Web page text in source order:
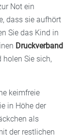
Not ein
dass sie aufhört
Sie das Kind in
Druckverband
holen Sie sich,
keimfreie
in Höhe der
als
der restlichen